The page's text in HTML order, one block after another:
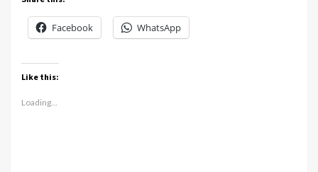
Facebook WhatsApp
Like this:
Loading...